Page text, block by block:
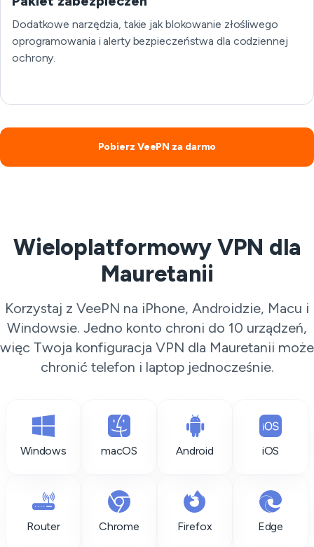
Dodatkowe narzędzia, takie jak blokowanie złośliwego
oprogramowania i alerty bezpieczeństwa dla codziennej
ochrony.
Pobierz VeePN za darmo
Wieloplatformowy VPN dla
Mauretanii
Korzystaj z VeePN na iPhone, Androidzie, Macu i
Windowsie. Jedno konto chroni do 10 urządzeń,
więc Twoja konfiguracja VPN dla Mauretanii może
chronić telefon i laptop jednocześnie.
Windows macOS Android iOS
Router Chrome Firefox Edge